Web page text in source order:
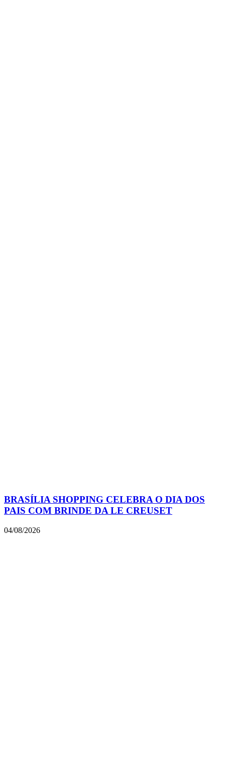
BRASÍLIA SHOPPING CELEBRA O DIA DOS
PAIS COM BRINDE DA LE CREUSET
04/08/2026